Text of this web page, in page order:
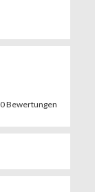
0Bewertungen